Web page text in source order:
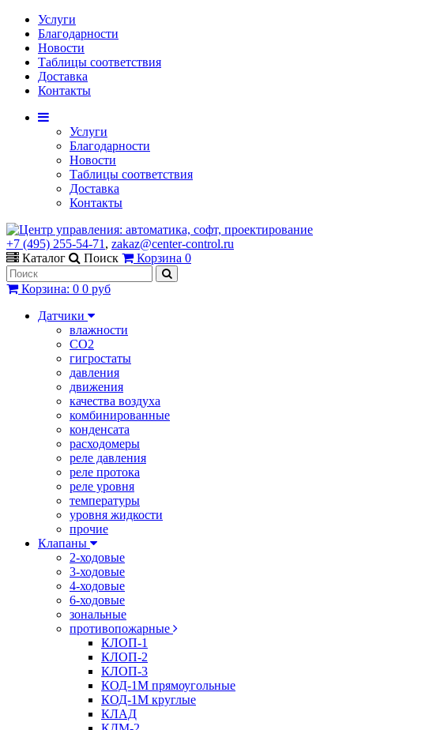
Услуги
Благодарности
Новости
Таблицы соответствия
Доставка
Контакты
Услуги
Благодарности
Новости
Таблицы соответствия
Доставка
Контакты
+7 (495) 255-54-71 , zakaz@center-control.ru
Каталог
Поиск Корзина 0
Корзина: 0 0 руб
Датчики
влажности
CO2
гигростаты
давления
движения
качества воздуха
комбинированные
конденсата
расходомеры
реле давления
реле протока
реле уровня
температуры
уровня жидкости
прочие
Клапаны
2-ходовые
3-ходовые
4-ходовые
6-ходовые
зональные
противопожарные
КЛОП-1
КЛОП-2
КЛОП-3
КОД-1М прямоугольные
КОД-1М круглые
КЛАД